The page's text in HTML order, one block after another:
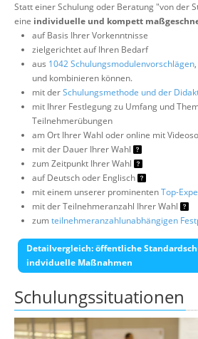
Statt einer Schulung oder Beratung "von der
eine individuelle und kompett
auf Basis Ihrer Vorkenntnisse
zielgerichtet auf Ihren Bedarf
aus 1042 Schulungsmodulenvorschlägen
und kombinieren können.
mit derSchulungsmethode und der
mit Ihrer Festlegung zu Umfang und
Teilnehmerübungen
am Ort Ihrer Wahl oder online mit
mit der Dauer Ihrer Wahl
zum Zeitpunkt Ihrer Wahl
auf Deutsch oder Englisch
mit einem unserer prominentenTop-
mit der Teilnehmeranzahl Ihrer Wahl
zumteilnehmeranzahlunabhängigen
Detailvergleich: öffentliche
indviduelle Maßnahmen
Schulungssituationen